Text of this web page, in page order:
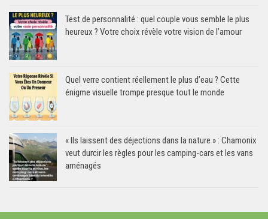
Test de personnalité : quel couple vous semble le plus
heureux ? Votre choix révèle votre vision de l’amour
Quel verre contient réellement le plus d’eau ? Cette
énigme visuelle trompe presque tout le monde
« Ils laissent des déjections dans la nature » : Chamonix
veut durcir les règles pour les camping-cars et les vans
aménagés